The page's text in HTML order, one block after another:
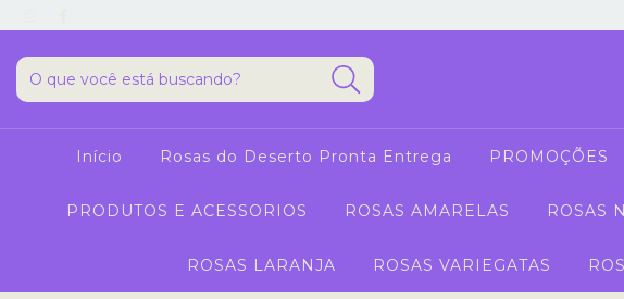
Início Rosas do Deserto Pronta Entrega PROMOÇÕES
PRODUTOS E ACESSORIOS ROSAS AMARELAS ROSAS
ROSAS LARANJA ROSAS VARIEGATAS